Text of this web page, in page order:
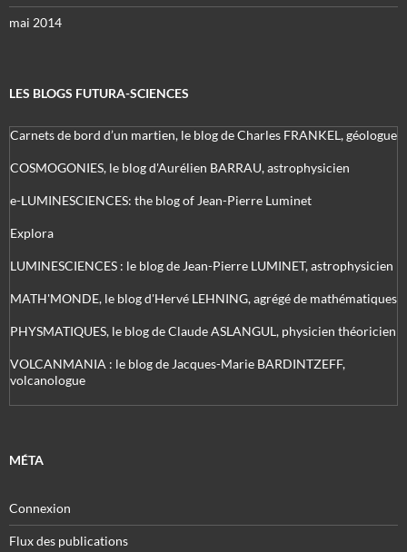
mai 2014
LES BLOGS FUTURA-SCIENCES
Carnets de bord d’un martien, le blog de Charles FRANKEL, géologue
COSMOGONIES, le blog d'Aurélien BARRAU, astrophysicien
e-LUMINESCIENCES: the blog of Jean-Pierre Luminet
Explora
LUMINESCIENCES : le blog de Jean-Pierre LUMINET, astrophysicien
MATH'MONDE, le blog d'Hervé LEHNING, agrégé de mathématiques
PHYSMATIQUES, le blog de Claude ASLANGUL, physicien théoricien
VOLCANMANIA : le blog de Jacques-Marie BARDINTZEFF,
volcanologue
MÉTA
Connexion
Flux des publications